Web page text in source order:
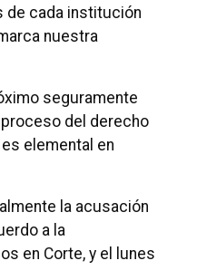
de cada institución
nuestra
seguramente
del derecho
elemental en
la acusación
a la
en Corte, y el lunes